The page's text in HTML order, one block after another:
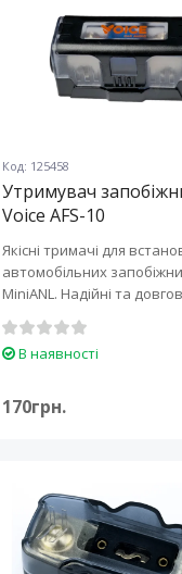
Код: 125458
Утримувач
Voice AFS-10
Якісні тримачі для
автомобільних
MiniANL. Надійні та
В наявності
170грн.